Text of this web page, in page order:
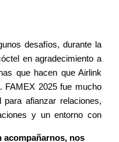
desafíos, durante la
en agradecimiento a
que hacen que Airlink
FAMEX 2025 fue mucho
afianzar relaciones,
y un entorno con
acompañarnos, nos